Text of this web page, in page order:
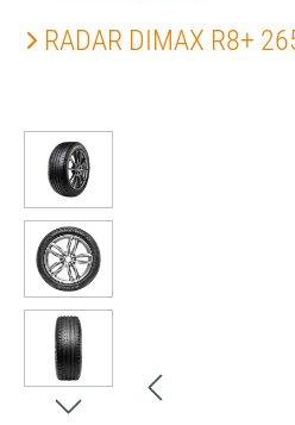
RADAR DIMAX R8+
Bildergalerie überspringen